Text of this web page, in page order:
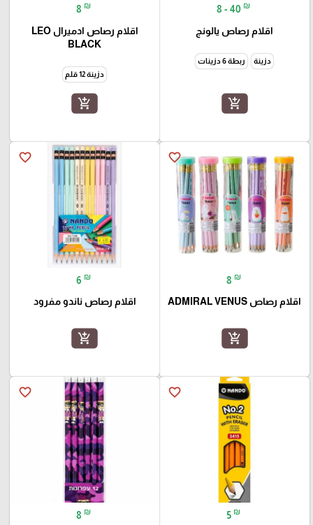
8 - 40 ₪
اقلام رصاص يالونج
دزينة ربطة 6 دزينات
add_shopping_cart
8 ₪
اقلام رصاص ادميرال LEO
BLACK
دزينة 12 قلم
add_shopping_cart
favorite_border
8 ₪
اقلام رصاص ADMIRAL VENUS
add_shopping_cart
favorite_border
6 ₪
اقلام رصاص ناندو مفرود
add_shopping_cart
favorite_border
5 ₪
favorite_border
8 ₪